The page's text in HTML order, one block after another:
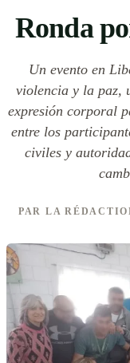
Ronda
Un evento en
violencia y la paz,
expresión corporal
entre los
civiles y
PAR LA